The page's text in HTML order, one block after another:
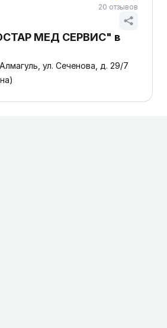
МЕД СЕРВИС" в
ул. Сеченова, д. 29/7
20 отзывов